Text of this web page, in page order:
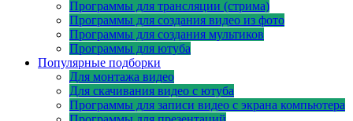
Программы для трансляции (стрима)
Программы для создания видео из фото
Программы для создания мультиков
Программы для ютуба
Популярные подборки
Для монтажа видео
Для скачивания видео с ютуба
Программы для записи видео с экрана компьютера